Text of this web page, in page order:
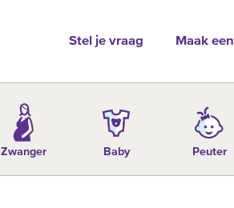
Stel je vraag Maak
Zwanger Baby Peuter